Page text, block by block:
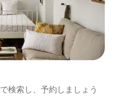
検⁠索⁠し⁠、予⁠約し⁠ま⁠し⁠ょ⁠う